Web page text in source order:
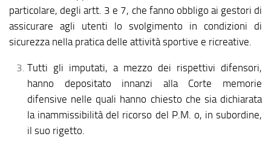
particolare, degli artt. 3 e 7, che fanno obbligo ai gestori di
assicurare agli utenti lo svolgimento in condizioni di
sicurezza nella pratica delle attività sportive e ricreative.
Tutti gli imputati, a mezzo dei rispettivi difensori,
hanno depositato innanzi alla Corte memorie
difensive nelle quali hanno chiesto che sia dichiarata
la inammissibilità del ricorso del P.M. o, in subordine,
il suo rigetto.